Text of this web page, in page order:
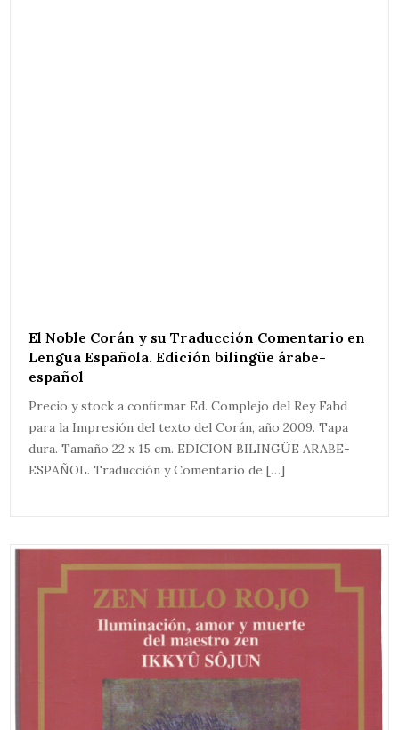
El Noble Corán y su Traducción Comentario en
Lengua Española. Edición bilingüe árabe-
español
Precio y stock a confirmar Ed. Complejo del Rey Fahd
para la Impresión del texto del Corán, año 2009. Tapa
dura. Tamaño 22 x 15 cm. EDICION BILINGÜE ARABE-
ESPAÑOL. Traducción y Comentario de […]